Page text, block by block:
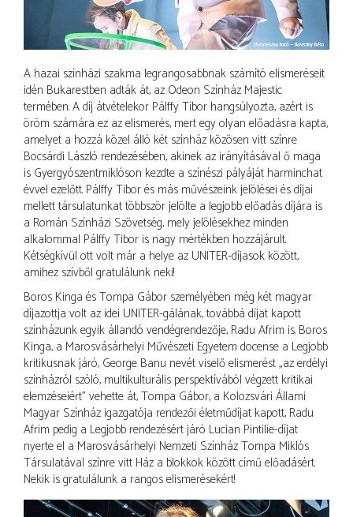
A hazai színházi szakma legrangosabbnak számító elismeréseit
idén Bukarestben adták át, az Odeon Színház Majestic
termében. A díj átvételekor Pálffy Tibor hangsúlyozta, azért is
öröm számára ez az elismerés, mert egy olyan előadásra kapta,
amelyet a hozzá közel álló két színház közösen vitt színre
Bocsárdi László rendezésében, akinek az irányításával ő maga
is Gyergyószentmiklóson kezdte a színészi pályáját harminchat
évvel ezelőtt. Pálffy Tibor és más művészeink jelölései és díjai
mellett társulatunkat többször jelölte a legjobb előadás díjára is
a Román Színházi Szövetség, mely jelölésekhez minden
alkalommal Pálffy Tibor is nagy mértékben hozzájárult.
Kétségkívül ott volt már a helye az UNITER-díjasok között,
amihez szívből gratulálunk neki!
Boros Kinga és Tompa Gábor személyében még két magyar
díjazottja volt az idei UNITER-gálának, továbbá díjat kapott
színházunk egyik állandó vendégrendezője, Radu Afrim is. Boros
Kinga, a Marosvásárhelyi Művészeti Egyetem docense a Legjobb
kritikusnak járó, George Banu nevét viselő elismerést „az erdélyi
színházról szóló, multikulturális perspektívából végzett kritikai
elemzéseiért” vehette át, Tompa Gábor, a Kolozsvári Állami
Magyar Színház igazgatója rendezői életműdíjat kapott, Radu
Afrim pedig a Legjobb rendezésért járó Lucian Pintilie-díjat
nyerte el a Marosvásárhelyi Nemzeti Színház Tompa Miklós
Társulatával színre vitt Ház a blokkok között című előadásért.
Nekik is gratulálunk a rangos elismerésekért!